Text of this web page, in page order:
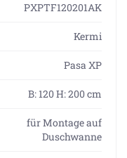
PXPTF120201AK
Kermi
Pasa XP
B: 120 H: 200 cm
für Montage auf
Duschwanne